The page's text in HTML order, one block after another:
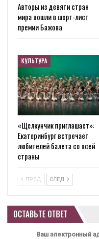
Авторы из девяти стран
мира вошли в шорт-лист
премии Бажова
КУЛЬТУРА
«Щелкунчик приглашает»:
Екатеринбург встречает
любителей балета со всей
страны
ПРЕД СЛЕД
ОСТАВЬТЕ ОТВЕТ
Ваш электронный